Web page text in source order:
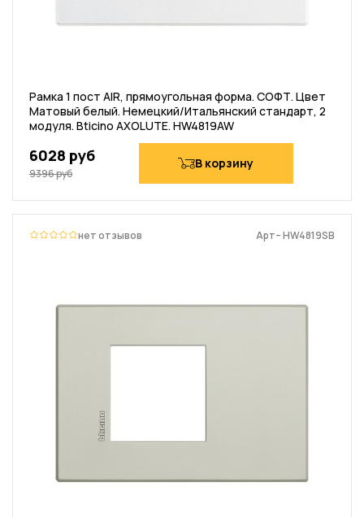
Рамка 1 пост AIR, прямоугольная форма. СОФТ. Цвет
Матовый белый. Немецкий/Итальянский стандарт, 2
модуля. Bticino AXOLUTE. HW4819AW
6028 руб
9396 руб
В корзину
нет отзывов Арт– HW4819SB